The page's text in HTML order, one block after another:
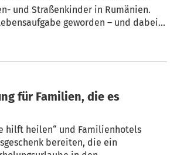
und Straßenkinder in Rumänien.
geworden – und dabei
hilft heilen“ und Familienhotels
bereiten, die ein